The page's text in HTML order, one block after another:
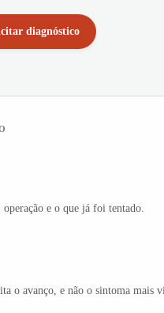
diagnóstico
e o que já foi tentado.
o avanço, e não o sintoma mais